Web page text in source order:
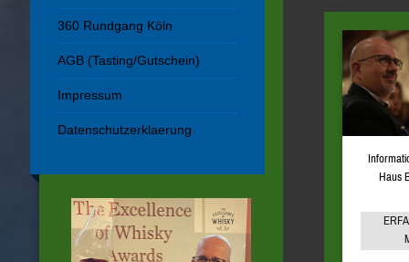
Haus
360 Rundgang Köln
AGB (Tasting/Gutschein)
Impressum
Datenschutzerklaerung